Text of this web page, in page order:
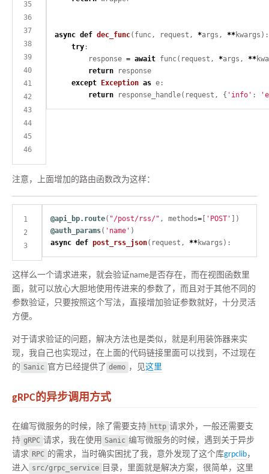
35
36
37
38
39
40
41
42
43
44
45
46
async def dec_func(func, request, *args, **
try
        response
= await func(request, *args, **
return
response
except
Exception as
return response_handle(request, { 'info' :
注意，上面增加的路由函数改为这样：
1
2
3
@api_bp.route( "/post/rss/" , methods=[ 'POST'
@auth_params( 'name'
async def post_rss_json(request, **
这样么一个请求进来，就会验证name是否存在，而在视图函数里
面，就可以放心大胆地使用传进来的参数了，而且对于其他不同的
参数验证，只要按照这个写法，直接增加验证参数就好，十分灵活
方便。
对于请求验证的问题，解决方法也是类似，就是利用装饰器来实
现，我自己也实现过，在上面的代码链接里面可以找到，不过现在
的 Sanic 官方已经提供了 demo ，见这里
gRPC的异步调用方式
在编写微服务的时候，除了需要支持 http 请求外，一般还需要支
持 gRPC 请求，我在使用 Sanic 编写微服务的时候，遇到关于异步
请求 RPC 的需求，当时确实困扰了我，意外发现了这个库grpclib，
进入 src/grpc_service 目录，里面就是解决方案，很简单，这里